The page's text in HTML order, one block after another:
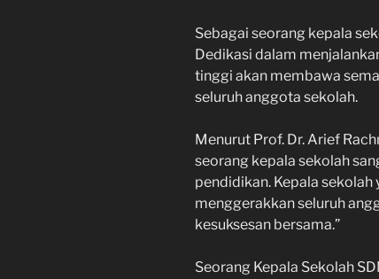
Sebagai seorang kepala
Dedikasi dalam
tinggi akan membawa
seluruh anggota sekolah.
Menurut Prof. Dr. Arief
seorang kepala sekolah
pendidikan. Kepala
menggerakkan seluruh
kesuksesan bersama.”
Seorang Kepala Sekolah